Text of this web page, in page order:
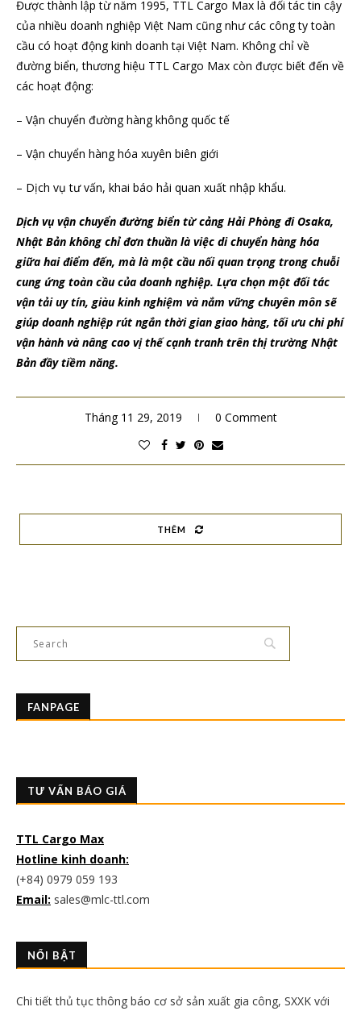
Được thành lập từ năm 1995, TTL Cargo Max là đối tác tin cậy
của nhiều doanh nghiệp Việt Nam cũng như các công ty toàn
cầu có hoạt động kinh doanh tại Việt Nam. Không chỉ về
đường biển, thương hiệu TTL Cargo Max còn được biết đến về
các hoạt động:
– Vận chuyển đường hàng không quốc tế
– Vận chuyển hàng hóa xuyên biên giới
– Dịch vụ tư vấn, khai báo hải quan xuất nhập khẩu.
Dịch vụ vận chuyển đường biển từ cảng Hải Phòng đi Osaka,
Nhật Bản không chỉ đơn thuần là việc di chuyển hàng hóa
giữa hai điểm đến, mà là một cầu nối quan trọng trong chuỗi
cung ứng toàn cầu của doanh nghiệp. Lựa chọn một đối tác
vận tải uy tín, giàu kinh nghiệm và nắm vững chuyên môn sẽ
giúp doanh nghiệp rút ngắn thời gian giao hàng, tối ưu chi phí
vận hành và nâng cao vị thế cạnh tranh trên thị trường Nhật
Bản đầy tiềm năng.
Tháng 11 29, 2019 0 Comment
THÊM
FANPAGE
TƯ VẤN BÁO GIÁ
TTL Cargo Max
Hotline kinh doanh:
(+84) 0979 059 193
Email: sales@mlc-ttl.com
NỔI BẬT
Chi tiết thủ tục thông báo cơ sở sản xuất gia công, SXXK với